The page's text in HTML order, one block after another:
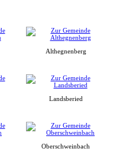
Althegnenberg
Landsberied
Oberschweinbach